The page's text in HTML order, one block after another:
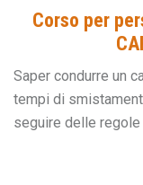
Corso per
Saper condurre un
tempi di
seguire delle